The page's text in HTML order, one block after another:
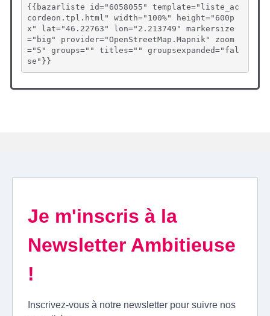
{{bazarliste id="6058055" template="liste_ac
cordeon.tpl.html" width="100%" height="600p
x" lat="46.22763" lon="2.213749" markersize
="big" provider="OpenStreetMap.Mapnik" zoom
="5" groups="" titles="" groupsexpanded="fal
se"}}